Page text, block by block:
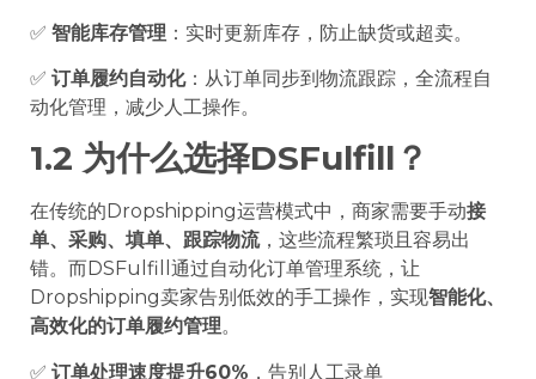
✅ 智能库存管理 ：实时更新库存，防止缺货或超卖。
✅ 订单履约自动化：从订单同步到物流跟踪，全流程自
动化管理，减少人工操作。
1.2 为什么选择DSFulfill？
在传统的Dropshipping运营模式中，商家需要手动接
单、采购、填单、跟踪物流，这些流程繁琐且容易出
错。而DSFulfill通过自动化订单管理系统，让
Dropshipping卖家告别低效的手工操作，实现智能化、
高效化的订单履约管理。
✅ 订单处理速度提升60% ，告别人工录单